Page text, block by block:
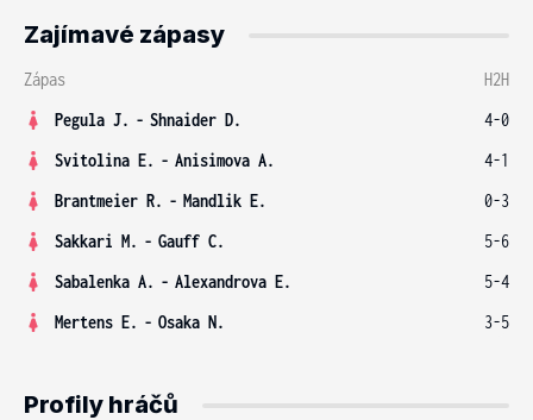
Zajímavé zápasy
Zápas
H2H
Pegula J. - Shnaider D.
4-0
Svitolina E. - Anisimova A.
4-1
Brantmeier R. - Mandlik E.
0-3
Sakkari M. - Gauff C.
5-6
Sabalenka A. - Alexandrova E.
5-4
Mertens E. - Osaka N. 3-5
Profily hráčů